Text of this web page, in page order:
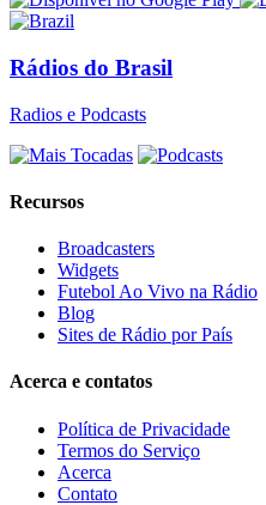
Rádios do Brasil
Radios e Podcasts
Recursos
Broadcasters
Widgets
Futebol Ao Vivo na Rádio
Blog
Sites de Rádio por País
Acerca e contatos
Política de Privacidade
Termos do Serviço
Acerca
Contato